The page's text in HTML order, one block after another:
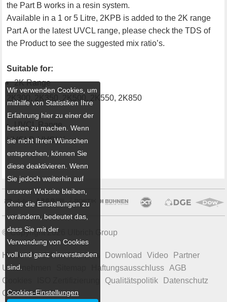
the Part B works in a resin system.
Available in a 1 or 5 Litre, 2KPB is added to the 2K range
Part A or the latest UVCL range, please check the TDS of
the Product to see the suggested mix ratio’s.
Suitable for:
2K Range
2K300, 2K350, 2K500, 2K550, 2K850
UVCL Range
UVCLP, UVCLX
© Copyright 2026 Ulbrich Group
Home Produkte Aktuelles Download Video
Partner
Unternehmen
Haftungsausschluss
AGB
Cookies
Qualitätspolitik
Datenschutz
Code of Conduct
Wir verwenden Cookies, um
mithilfe von Statistiken Ihre
Erfahrung hier zu einer der
besten zu machen. Wenn
sie nicht Ihren Wünschen
entsprechen, können Sie
diese deaktivieren. Wenn
Sie jedoch weiterhin auf
unserer Website bleiben,
ohne die Einstellungen zu
verändern, bedeutet das,
dass Sie mit der
Verwendung von Cookies
voll und ganz einverstanden
sind.
Cookies-Einstellungen